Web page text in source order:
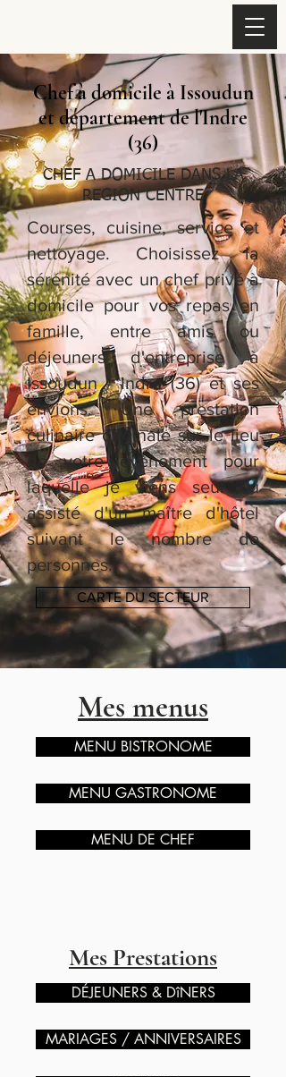
Chef à domicile à Issoudun
et département de l'Indre
(36)
CHEF A DOMICILE DANS LA
REGION CENTRE
Courses, cuisine, service et
nettoyage. Choisissez la
sérénité avec un chef privé à
domicile pour vos repas en
famille, entre amis ou
déjeuners d'entreprise à
Issoudun - Indre (36) et ses
envions. Une prestation
culinaire originale sur le lieu
de votre évènement pour
laquelle je viens seul ou
assisté d'un maître d'hôtel
suivant le nombre de
personnes.
CARTE DU SECTEUR
Mes menus
MENU BISTRONOME
MENU GASTRONOME
MENU DE CHEF
Mes Prestations
DÉJEUNERS & DîNERS
MARIAGES / ANNIVERSAIRES